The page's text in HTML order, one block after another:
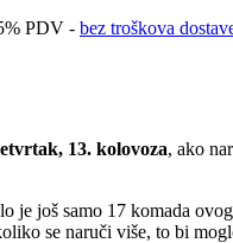
PDV - bez troškova
13. kolovoza, ako
je još samo 17 komada
se naruči više, to bi